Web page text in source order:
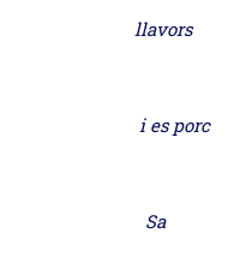
llavors
i es porc
cólera Sa